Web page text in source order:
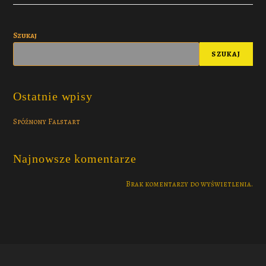
Szukaj
SZUKAJ
Ostatnie wpisy
Spóźnony Falstart
Najnowsze komentarze
Brak komentarzy do wyświetlenia.